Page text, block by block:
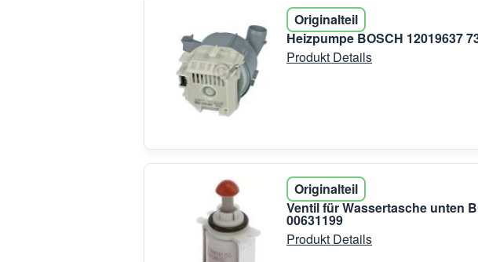
Originalteil
Heizpumpe BOSCH 12019637
Produkt Details
Originalteil
Ventil für Wassertasche unten
00631199
Produkt Details